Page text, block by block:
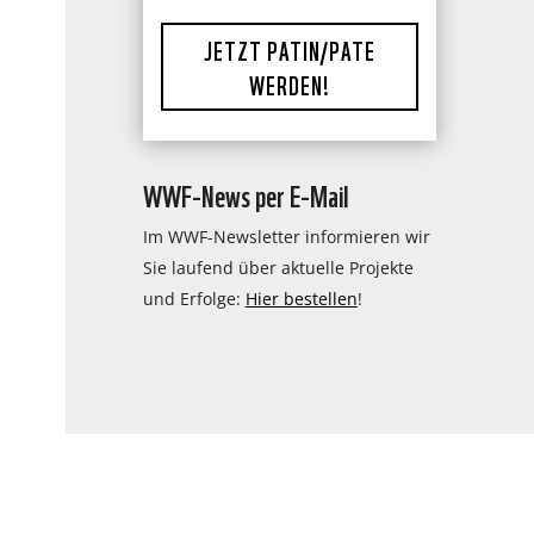
JETZT PATIN/PATE
WERDEN!
WWF-News per E-Mail
Im WWF-Newsletter informieren wir
Sie laufend über aktuelle Projekte
und Erfolge: Hier bestellen!